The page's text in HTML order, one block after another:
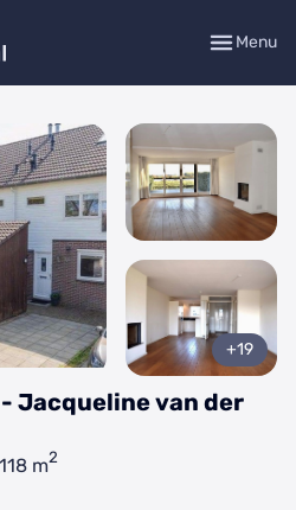
Menu
Jacqueline van der
118 m2
+19